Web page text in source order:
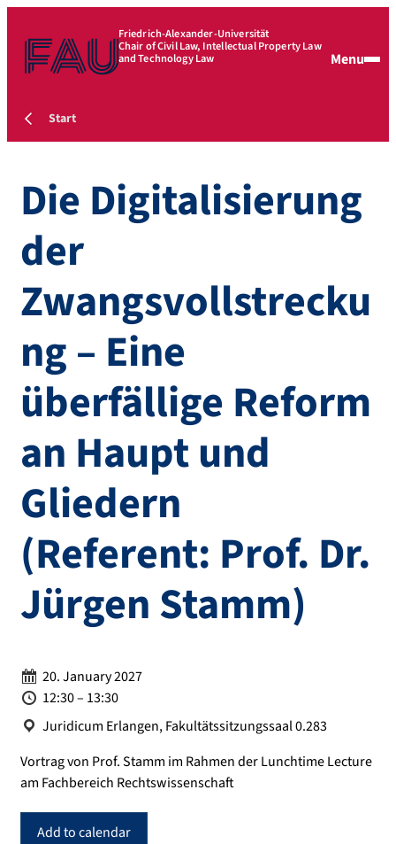
Friedrich-Alexander-Universität
Chair of Civil Law, Intellectual Property Law
and Technology Law Menu
Start
Die Digitalisierung
der
Zwangsvollstrecku
ng – Eine
überfällige Reform
an Haupt und
Gliedern
(Referent: Prof. Dr.
Jürgen Stamm)
Date:
20. January 2027
Time:
12:30 – 13:30
Location:
Juridicum Erlangen, Fakultätssitzungssaal 0.283
Vortrag von Prof. Stamm im Rahmen der Lunchtime Lecture
am Fachbereich Rechtswissenschaft
Add to calendar